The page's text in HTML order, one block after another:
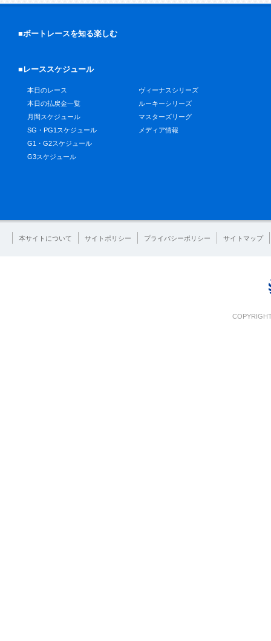
■ボートレースを知る楽しむ
■レーススケジュール
本日のレース
本日の払戻金一覧
月間スケジュール
SG・PG1スケジュール
G1・G2スケジュール
G3スケジュール
ヴィーナスシリーズ
ルーキーシリーズ
マスターズリーグ
メディア情報
本サイトについて サイトポリシー プライバシーポリシー サイトマップ